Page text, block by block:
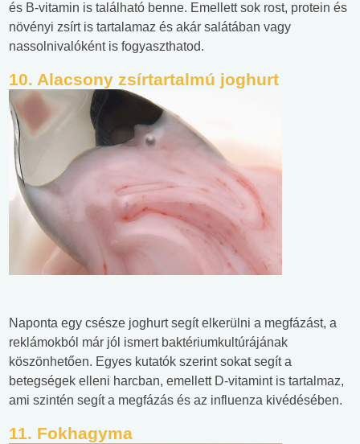
és B-vitamin is található benne. Emellett sok rost, protein és
növényi zsírt is tartalamaz és akár salátában vagy
nassolnivalóként is fogyaszthatod.
10. Alacsony zsírtartalmú joghurt
Naponta egy csésze joghurt segít elkerülni a megfázást, a
reklámokból már jól ismert baktériumkultúrájának
köszönhetően. Egyes kutatók szerint sokat segít a
betegségek elleni harcban, emellett D-vitamint is tartalmaz,
ami szintén segít a megfázás és az influenza kivédésében.
11. Fokhagyma